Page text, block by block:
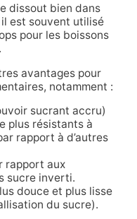
dissout bien dans
il est souvent utilisé
pour les boissons
avantages pour
notamment :
sucrant accru)
plus résistants à
rapport à d’autres
rapport aux
sucre inverti.
douce et plus lisse
du sucre).